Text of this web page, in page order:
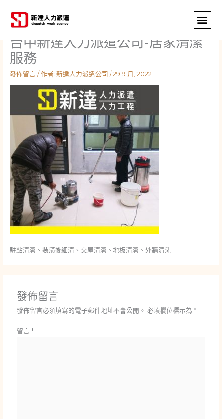
台中新達人力派遣公司-居家清潔
服務
發佈留言 / 作者: 新達人力派遣公司 /29 9 月, 2022
駐點清潔、裝潢後細清、交屋清潔、地板清潔、外牆清洗
發佈留言
發佈留言必須填寫的電子郵件地址不會公開。 必填欄位標示為*
留言*